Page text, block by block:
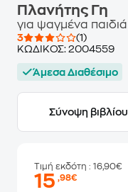
Πλανήτης Γη
για ψαγμένα παιδιά
3
(1)
ΚΩΔΙΚΟΣ: 2004559
Άμεσα Διαθέσιμο
Σύνοψη βιβλίου
Τιμή εκδότη : 16,90€
15,98€